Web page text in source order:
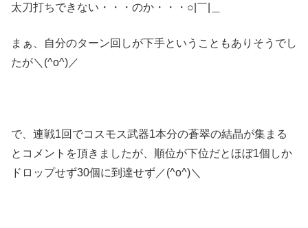
太刀打ちできない・・・のか・・・○|￣|＿
まぁ、自分のターン回しが下手ということもありそうでし
たが＼(^o^)／
で、連戦1回でコスモス武器1本分の蒼翠の結晶が集まる
とコメントを頂きましたが、順位が下位だとほぼ1個しか
ドロップせず30個に到達せず／(^o^)＼